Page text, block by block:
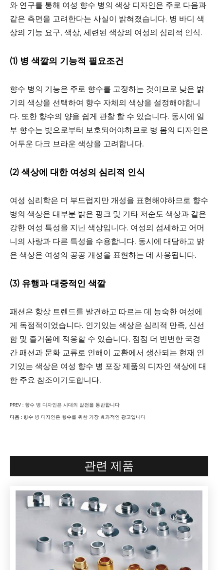
와 연구를 통해 여성 향수 병의 색상 디자인은 주로 다음과
같은 측면을 고려한다는 사실이 밝혀졌습니다. 병 바디 색
상의 기능 요구, 색상, 세련된 색상의 여성의 심리적 인식.
(1) 병 색깔의 기능적 필요조건
향수 병의 기능은 주로 향수를 고정하는 것이므로 낮은 밝
기의 색상을 선택하여 향수 자체의 색상을 설정해야합니
다. 또한 향수의 양을 쉽게 관찰 할 수 있습니다. 동시에 일
부 향수는 빛으로부터 보호되어야하므로 병 몸의 디자인은
어두운 다크 브라운 색상을 고려합니다.
(2) 색상에 대한 여성의 심리적 인식
여성 심리학은 더 부드럽지만 개성을 표현해야하므로 향수
병의 색상은 대부분 밝은 핑크 및 기타 저순도 색상과 같은
강한 여성 특성을 지닌 색상입니다. 여성의 섬세하고 어머
니의 사랑과 다른 특성을 수용합니다. 동시에 대담하고 밝
은 색상은 여성의 공공 개성을 표현하는 데 사용됩니다.
(3) 유행과 대중적인 색깔
패션은 항상 트렌드를 발견하고 따르는 데 능숙한 여성에
게 독점적이었습니다. 인기있는 색상은 심리적 만족, 신선
함 및 즐거움에 적응할 수 있습니다. 점점 더 빈번한 국경
간 패션과 문화 교류로 인해이 교환에서 생산되는 현재 인
기있는 색상은 여성 향수 병 포장 제품의 디자인 색상에 대
한 주요 참조이기도합니다.
PREV : 향수 병 디자인은 시대의 발전을 동반합니다
다음 : 향수 병 디자인은 향수를 위한 가장 효과적인 광고입니다
관련 제품